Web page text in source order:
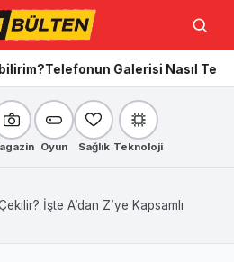
Ara
Galerisi Nasıl Temizlenir?
Oyun Sağlık Teknoloji
İşte A’dan Z’ye Kapsamlı